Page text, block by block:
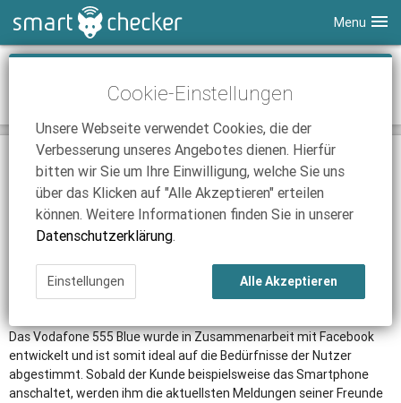
Menu
Smartphone Vergleich
Anbieter
iPhone Tarifvergleich
News
Ratgeber
Tarifvergleich
Tablet Vergleich
Surfsticks
iPad Tarifvergleich
News
Tarifvergleich
Internetanbieter
DSL Tarife
News
SmartChecker TV
Smartphone auf den Markt
03.08.2011 | 17:49|Nick Linger
Düsseldorf (SCM).Vodafone Deutschland rüstet im Bereich
Mobiles Internet" nach. Mit dem "Vodafone 555 Blue" bringt der
Netzanbieter das weltweit erste Smartphone auf den Markt, das
speziell für Facebook-Nutzer entwickelt wurde.
Ab Ende August wird das Smartphone mit dem Prepaid-Tarif
VodafoneCallYa Smartphone für unter 100 Euro in allen Vodafone-
Das Vodafone 555 Blue wurde in Zusammenarbeit mit Facebook
entwickelt und ist somit ideal auf die Bedürfnisse der Nutzer
abgestimmt. Sobald der Kunde beispielsweise das Smartphone
anschaltet, werden ihm die aktuellsten Meldungen seiner Freunde
Cookie-Einstellungen
Unsere Webseite verwendet Cookies, die der
Verbesserung unseres Angebotes dienen. Hierfür
bitten wir Sie um Ihre Einwilligung, welche Sie uns
über das Klicken auf "Alle Akzeptieren" erteilen
können. Weitere Informationen finden Sie in unserer
Datenschutzerklärung.
Einstellungen Alle Akzeptieren